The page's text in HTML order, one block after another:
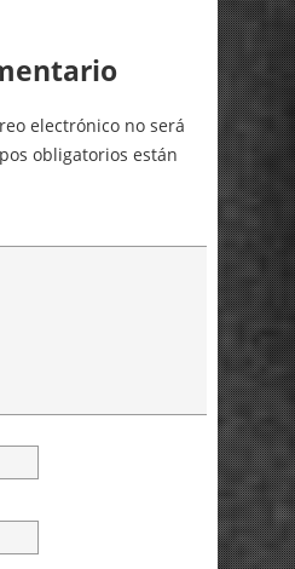
electrónico no será
obligatorios están